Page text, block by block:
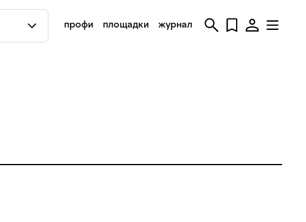
профи площадки журнал